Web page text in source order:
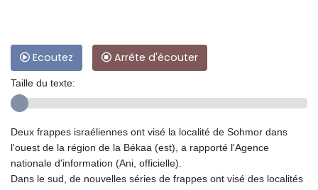
Ecoutez Arrête d'écouter
Taille du texte:
Deux frappes israéliennes ont visé la localité de Sohmor dans
l'ouest de la région de la Békaa (est), a rapporté l'Agence
nationale d'information (Ani, officielle).
Dans le sud, de nouvelles séries de frappes ont visé des localités